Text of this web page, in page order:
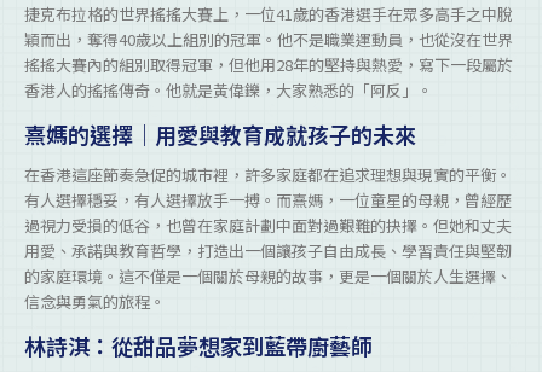
捷克布拉格的世界搖搖大賽上，一位41歲的香港選手在眾多高手之中脫
穎而出，奪得40歲以上組別的冠軍。他不是職業運動員，也從沒在世界
搖搖大賽內的組別取得冠軍，但他用28年的堅持與熱愛，寫下一段屬於
香港人的搖搖傳奇。他就是黃偉鑠，大家熟悉的「阿反」。
熹媽的選擇｜用愛與教育成就孩子的未來
在香港這座節奏急促的城市裡，許多家庭都在追求理想與現實的平衡。
有人選擇穩妥，有人選擇放手一搏。而熹媽，一位童星的母親，曾經歷
過視力受損的低谷，也曾在家庭計劃中面對過艱難的抉擇。但她和丈夫
用愛、承諾與教育哲學，打造出一個讓孩子自由成長、學習責任與堅韌
的家庭環境。這不僅是一個關於母親的故事，更是一個關於人生選擇、
信念與勇氣的旅程。
林詩淇：從甜品夢想家到藍帶廚藝師